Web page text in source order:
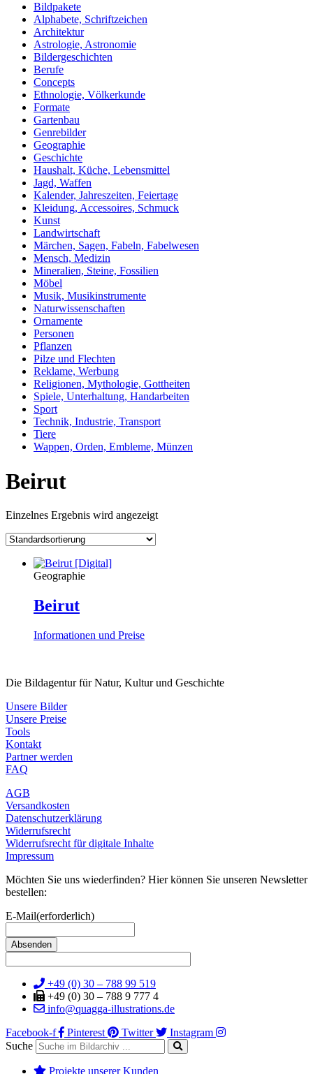
Bildpakete
Alphabete, Schriftzeichen
Architektur
Astrologie, Astronomie
Bildergeschichten
Berufe
Concepts
Ethnologie, Völkerkunde
Formate
Gartenbau
Genrebilder
Geographie
Geschichte
Haushalt, Küche, Lebensmittel
Jagd, Waffen
Kalender, Jahreszeiten, Feiertage
Kleidung, Accessoires, Schmuck
Kunst
Landwirtschaft
Märchen, Sagen, Fabeln, Fabelwesen
Mensch, Medizin
Mineralien, Steine, Fossilien
Möbel
Musik, Musikinstrumente
Naturwissenschaften
Ornamente
Personen
Pflanzen
Pilze und Flechten
Reklame, Werbung
Religionen, Mythologie, Gottheiten
Spiele, Unterhaltung, Handarbeiten
Sport
Technik, Industrie, Transport
Tiere
Wappen, Orden, Embleme, Münzen
Beirut
Einzelnes Ergebnis wird angezeigt
Geographie
Beirut
Informationen und Preise
Die Bildagentur für Natur, Kultur und Geschichte
Unsere Bilder
Unsere Preise
Tools
Kontakt
Partner werden
FAQ
AGB
Versandkosten
Datenschutzerklärung
Widerrufsrecht
Widerrufsrecht für digitale Inhalte
Impressum
Möchten Sie uns wiederfinden? Hier können Sie unseren Newsletter
bestellen:
E-Mail(erforderlich)
+49 (0) 30 – 788 99 519
+49 (0) 30 – 788 9 777 4
info@quagga-illustrations.de
Facebook-f
Pinterest Twitter
Instagram
Suche
Projekte unserer Kunden